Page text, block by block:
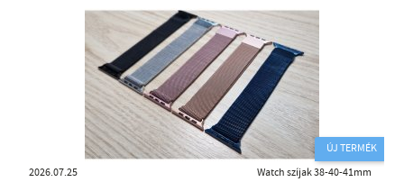
ÚJ TERMÉK
2026.07.25
Watch szíjak 38-40-41mm